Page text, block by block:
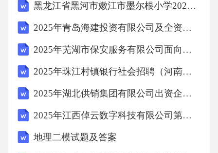
点：医院学术报告厅科室小讲课常态各科室感
控联络员组织科内培训，每月至少1次结合科室
特点，针对性讲解院感防控要点培训记录纳入
台，上传培训视频和课件医务人员可灵活安排
学习时间，完成在线考核学习进度和考核成绩
实时追踪培训参与情况统计人员类别在岗人数
参训人数参训率医师42041598.8%护士68067298.
8%医技人员18017798.3%行政后勤15014898.7%
黑龙江省黑河市嫩江市墨尔根小学2025届数学四年级第二学期期末预测试题（含答案解析）
2025年青岛海建投资有限公司及全资子公司公开招聘（25人）笔试历年难易错考点试卷带答案解析
2025年芜湖市保安服务有限公司面向退役士兵招聘押运员20人笔试历年难易错考点试卷带答案解析
2025年珠江村镇银行社会招聘（河南信阳）笔试历年典型考题及考点剖析附带答案详解
2025年湖北供销集团有限公司出资企业公开招聘28名工作人员笔试历年难易错考点试卷带答案解析
2025年江西倬云数字科技有限公司第一批次招聘7人笔试历年难易错考点试卷带答案解析
地理二模试题及答案